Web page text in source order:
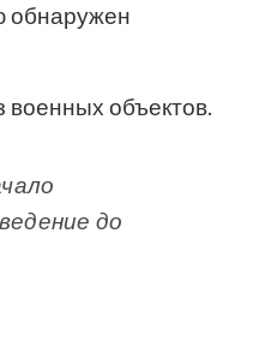
обнаружен
объектов.
до